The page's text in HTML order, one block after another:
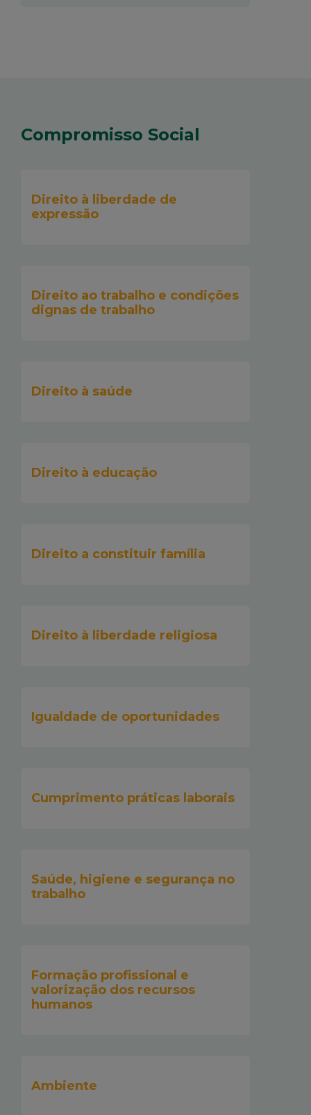
Compromisso Social
Direito à liberdade de
expressão
Direito ao trabalho e condições
dignas de trabalho
Direito à saúde
Direito à educação
Direito a constituir família
Direito à liberdade religiosa
Igualdade de oportunidades
Cumprimento práticas laborais
Saúde, higiene e segurança no
trabalho
Formação profissional e
valorização dos recursos
humanos
Ambiente